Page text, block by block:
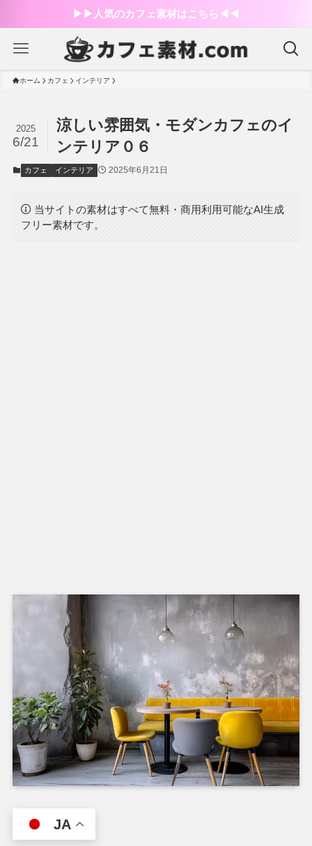
▶︎▶︎人気のカフェ素材はこちら◀︎◀︎
ホーム カフェ インテリア
涼しい雰囲気・モダンカフェのイ
ンテリア０６
2025
6/21
カフェ インテリア 2025年6月21日
当サイトの素材はすべて無料・商用利用可能なAI生成
フリー素材です。
JA